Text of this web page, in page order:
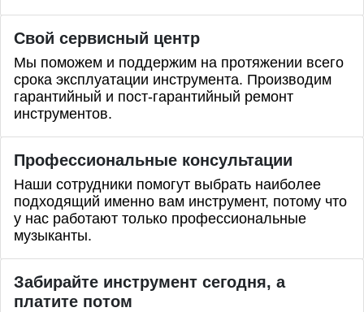
Свой сервисный центр
Мы поможем и поддержим на протяжении всего
срока эксплуатации инструмента. Производим
гарантийный и пост-гарантийный ремонт
инструментов.
Профессиональные консультации
Наши сотрудники помогут выбрать наиболее
подходящий именно вам инструмент, потому что
у нас работают только профессиональные
музыканты.
Забирайте инструмент сегодня, а
платите потом